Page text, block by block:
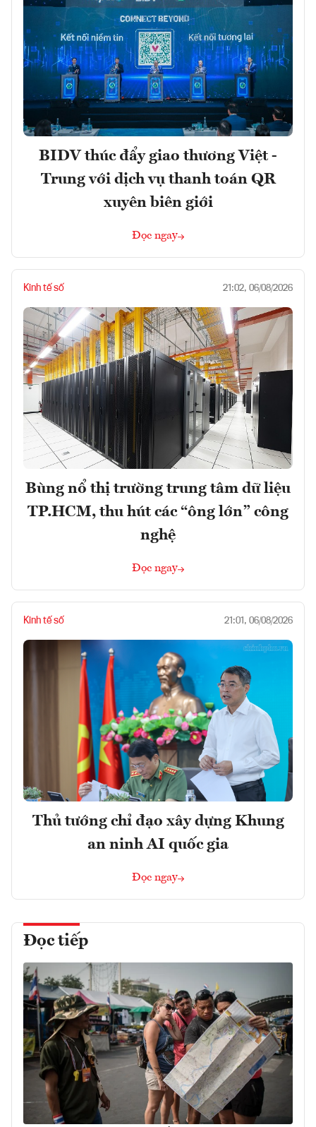
BIDV thúc đẩy giao thương Việt -
Trung với dịch vụ thanh toán QR
xuyên biên giới
Đọc ngay
Kinh tế số 21:02, 06/08/2026
Bùng nổ thị trường trung tâm dữ liệu
TP.HCM, thu hút các “ông lớn” công
nghệ
Đọc ngay
Kinh tế số 21:01, 06/08/2026
Thủ tướng chỉ đạo xây dựng Khung
an ninh AI quốc gia
Đọc ngay
Đọc tiếp